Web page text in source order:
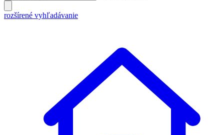
rozšírené vyhľadávanie